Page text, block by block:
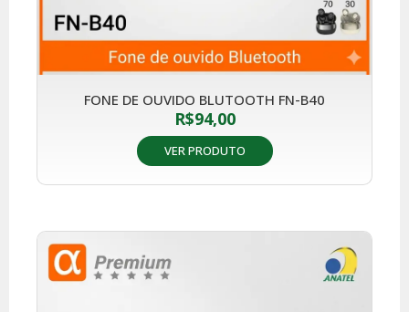
FONE DE OUVIDO BLUTOOTH FN-B40
R$94,00
VER PRODUTO